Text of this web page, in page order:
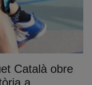
Català obre